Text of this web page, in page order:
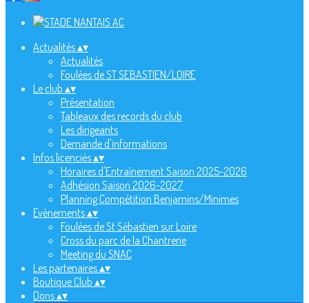
Actualités▴▾
Actualités
Foulées de ST SEBASTIEN/LOIRE
Le club ▴▾
Présentation
Tableaux des records du club
Les dirigeants
Demande d'informations
Infos licenciés▴▾
Horaires d'Entraînement Saison 2025-2026
Adhésion Saison 2026-2027
Planning Compétition Benjamins/Minimes
Evènements▴▾
Foulées de St Sébastien sur Loire
Cross du parc de la Chantrerie
Meeting du SNAC
Les partenaires▴▾
Boutique Club ▴▾
Dons▴▾